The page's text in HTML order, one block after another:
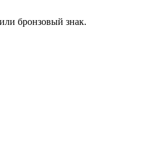
бронзовый знак.